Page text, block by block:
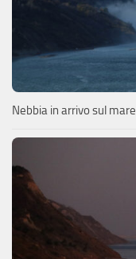
Nebbia in arrivo sul mare